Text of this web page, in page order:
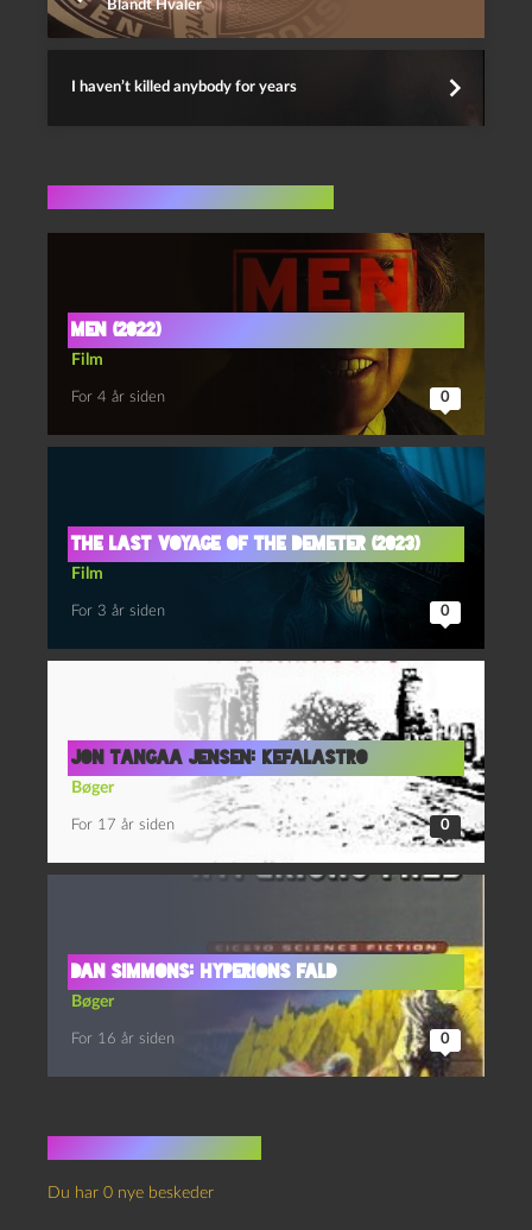
Blandt Hvaler
I haven’t killed anybody for years
Men (2022)
Film
For 4 år siden 0
The last voyage of the Demeter (2023)
Film
For 3 år siden 0
Jon Tangaa Jensen: Kefalastro
Bøger
For 17 år siden 0
Dan Simmons: Hyperions fald
Bøger
For 16 år siden 0
Du har 0 nye beskeder